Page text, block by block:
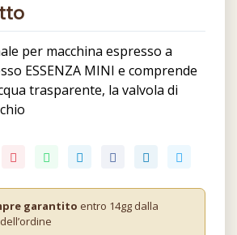
per macchina espresso a
ESSENZA MINI e comprende
trasparente, la valvola di
garantito entro 14gg dalla